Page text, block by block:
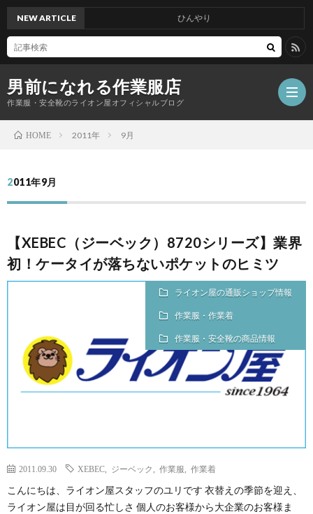
男前になれる作業服店
作業服・安全靴のライオン屋オフィシャルブログ
NEW ARTICLE ひんやり
HOME 2011年 9月
2011年9月
【XEBEC（ジーベック）8720シリーズ】業界
初！ケータイが落ちないポケットのヒミツ
ライオン屋の通販ショップ情報
作業服・作業着
作業服・安全靴の商品情報
2011.09.30 XEBEC ジーベック 作業服 作業着
こんにちは、ライオン屋スタッフのユリです 衣替えの季節を迎え、
ライオン屋は目が回る忙しさ 個人のお客様から大企業のお客様ま